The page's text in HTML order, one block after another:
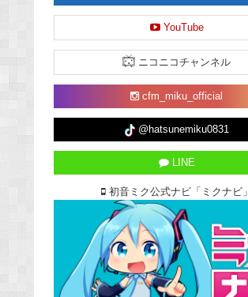
YouTube
ニコニコチャンネル
cfm_miku_official
@hatsunemiku0831
LINE
初音ミク公式ナビ「ミクナビ」